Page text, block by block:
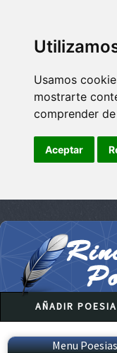
Usamos
mostrarte
comprender
Aceptar
AÑADIR POESIA
Menu Poesias